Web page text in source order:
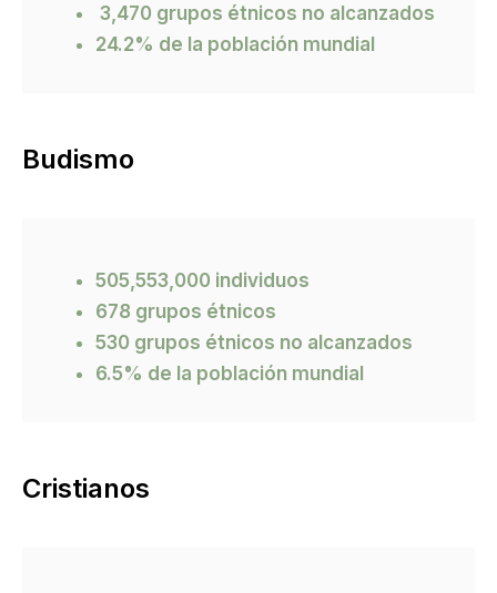
3,470 grupos étnicos no alcanzados
24.2% de la población mundial
Budismo
505,553,000 individuos
678 grupos étnicos
530 grupos étnicos no alcanzados
6.5% de la población mundial
Cristianos